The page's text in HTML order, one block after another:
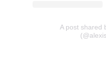
A post shared